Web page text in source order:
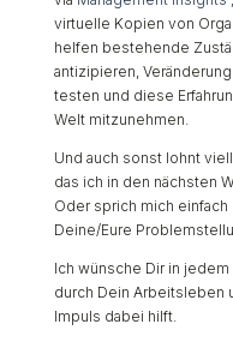
virtuelle Kopien von
helfen bestehende
antizipieren,
testen und diese
Welt mitzunehmen.
Und auch sonst lohnt
das ich in den nächsten
Oder sprich mich
Deine/Eure
Ich wünsche Dir in
durch Dein Arbeitsleben
Impuls dabei hilft.